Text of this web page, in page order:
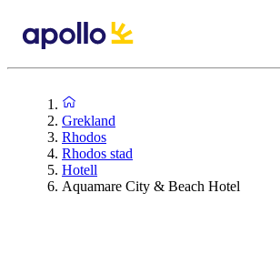
Grekland
Rhodos
Rhodos stad
Hotell
Aquamare City & Beach Hotel